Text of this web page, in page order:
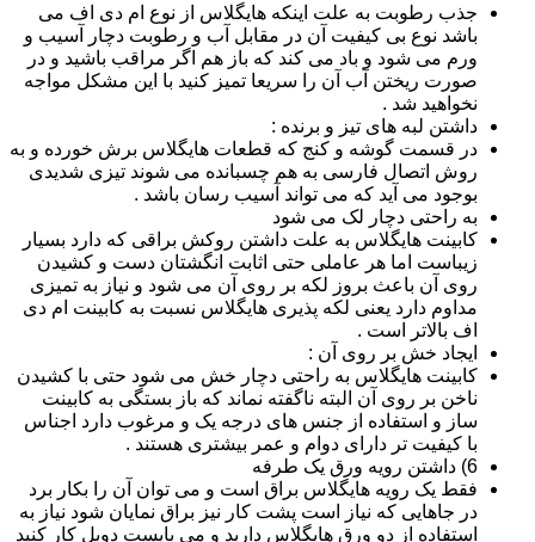
جذب رطوبت به علت اینکه هایگلاس از نوع ام دی اف می
باشد نوع بی کیفیت آن در مقابل آب و رطوبت دچار آسیب و
ورم می شود و باد می کند که باز هم اگر مراقب باشید و در
صورت ریختن آب آن را سریعا تمیز کنید با این مشکل مواجه
نخواهید شد .
داشتن لبه های تیز و برنده :
در قسمت گوشه و کنج که قطعات هایگلاس برش خورده و به
روش اتصال فارسی به هم چسبانده می شوند تیزی شدیدی
بوجود می آید که می تواند آسیب رسان باشد .
به راحتی دچار لک می شود
کابینت هایگلاس به علت داشتن روکش براقی که دارد بسیار
زیباست اما هر عاملی حتی اثابت انگشتان دست و کشیدن
روی آن باعث بروز لکه بر روی آن می شود و نیاز به تمیزی
مداوم دارد یعنی لکه پذیری هایگلاس نسبت به کابینت ام دی
اف بالاتر است .
ایجاد خش بر روی آن :
کابینت هایگلاس به راحتی دچار خش می شود حتی با کشیدن
ناخن بر روی آن البته ناگفته نماند که باز بستگی به کابینت
ساز و استفاده از جنس های درجه یک و مرغوب دارد اجناس
با کیفیت تر دارای دوام و عمر بیشتری هستند .
6) داشتن رویه ورق یک طرفه
فقط یک رویه هایگلاس براق است و می توان آن را بکار برد
در جاهایی که نیاز است پشت کار نیز براق نمایان شود نیاز به
استفاده از دو ورق هایگلاس دارید و می بایست دوبل کار کنید